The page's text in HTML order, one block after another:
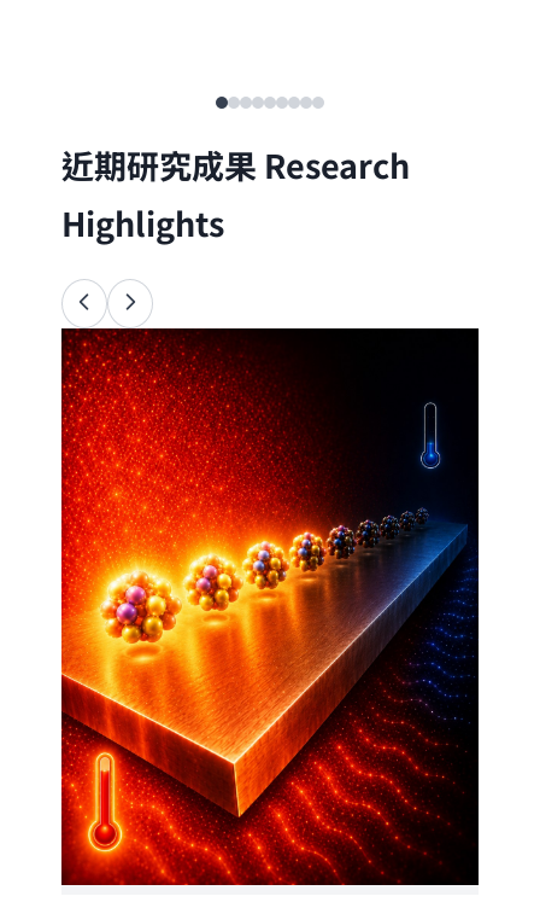
近期研究成果 Research
Highlights